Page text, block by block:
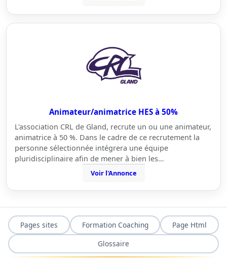
Animateur/animatrice HES à 50%
L'association CRL de Gland, recrute un ou une animateur,
animatrice à 50 %. Dans le cadre de ce recrutement la
personne sélectionnée intégrera une équipe
pluridisciplinaire afin de mener à bien les…
Voir l'Annonce
Pages sites Formation Coaching
Page Html
Glossaire